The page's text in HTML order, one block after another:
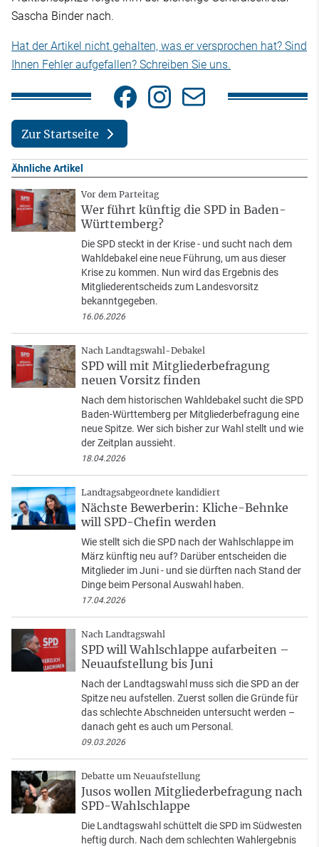
Sascha Binder nach.
Hat der Artikel nicht gehalten, was er versprochen hat? Sind
Ihnen Fehler aufgefallen? Schreiben Sie uns.
Zur Startseite
Ähnliche Artikel
Vor dem Parteitag
Wer führt künftig die SPD in Baden-
Württemberg?
Die SPD steckt in der Krise - und sucht nach dem
Wahldebakel eine neue Führung, um aus dieser
Krise zu kommen. Nun wird das Ergebnis des
Mitgliederentscheids zum Landesvorsitz
bekanntgegeben.
16.06.2026
Nach Landtagswahl-Debakel
SPD will mit Mitgliederbefragung
neuen Vorsitz finden
Nach dem historischen Wahldebakel sucht die SPD
Baden-Württemberg per Mitgliederbefragung eine
neue Spitze. Wer sich bisher zur Wahl stellt und wie
der Zeitplan aussieht.
18.04.2026
Landtagsabgeordnete kandidiert
Nächste Bewerberin: Kliche-Behnke
will SPD-Chefin werden
Wie stellt sich die SPD nach der Wahlschlappe im
März künftig neu auf? Darüber entscheiden die
Mitglieder im Juni - und sie dürften nach Stand der
Dinge beim Personal Auswahl haben.
17.04.2026
Nach Landtagswahl
SPD will Wahlschlappe aufarbeiten –
Neuaufstellung bis Juni
Nach der Landtagswahl muss sich die SPD an der
Spitze neu aufstellen. Zuerst sollen die Gründe für
das schlechte Abschneiden untersucht werden –
danach geht es auch um Personal.
09.03.2026
Debatte um Neuaufstellung
Jusos wollen Mitgliederbefragung nach
SPD-Wahlschlappe
Die Landtagswahl schüttelt die SPD im Südwesten
heftig durch. Nach dem schlechten Wahlergebnis